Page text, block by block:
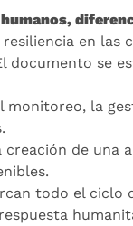
en las
documento se
monitoreo, la
creación de
todo el ciclo